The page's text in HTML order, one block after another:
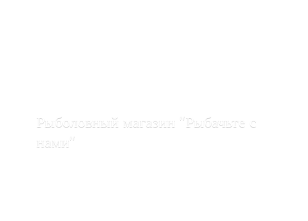
Рыболовный магазин "Рыбачьте с
нами"